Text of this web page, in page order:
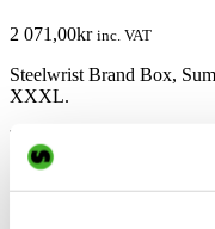
2 071,00kr inc. VAT
Steelwrist Brand Box,
XXXL.
The box includes:
1 Steelwrist Cap
1 Light down West S –